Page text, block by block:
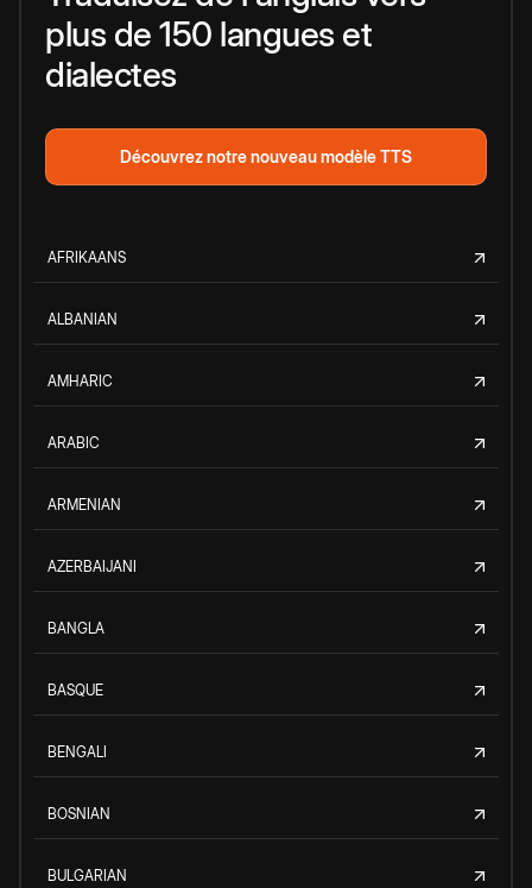
plus de 150 langues et
dialectes
Découvrez notre nouveau modèle TTS
AFRIKAANS
ALBANIAN
AMHARIC
ARABIC
ARMENIAN
AZERBAIJANI
BANGLA
BASQUE
BENGALI
BOSNIAN
BULGARIAN